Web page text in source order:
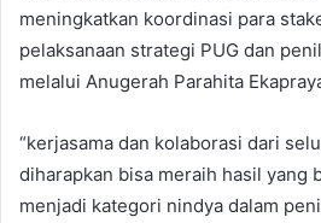
meningkatkan koordinasi para
pelaksanaan strategi PUG dan
melalui Anugerah Parahita
“kerjasama dan kolaborasi dari
diharapkan bisa meraih hasil yang
menjadi kategori nindya dalam